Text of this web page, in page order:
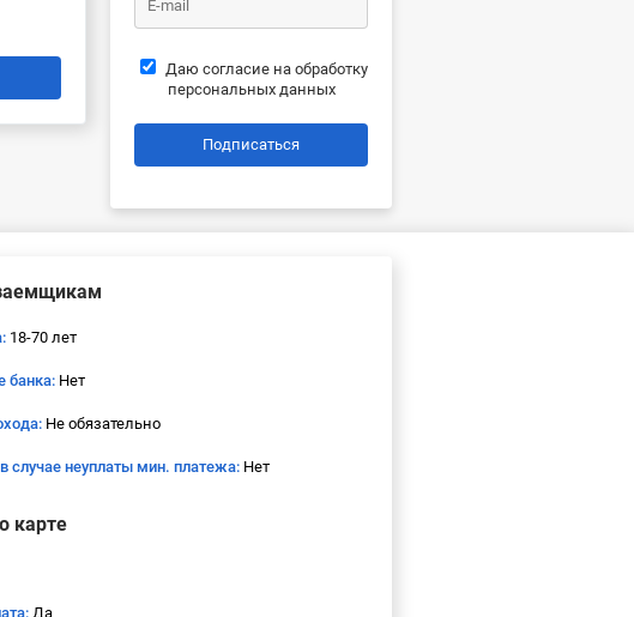
Даю согласие на обработку
персональных данных
Подписаться
18-70 лет
банка: Нет
Не обязательно
случае неуплаты мин. платежа: Нет
карте
Да